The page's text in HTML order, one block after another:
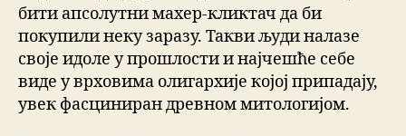
бити апсолутни махер-кликтач да би
покупили неку заразу. Такви људи налазе
своје идоле у прошлости и најчешће себе
виде у врховима олигархије којој припадају,
увек фасциниран древном митологијом.